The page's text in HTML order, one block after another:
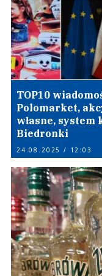
TOP10
Polomarket,
własne,
Biedronki
24.08.2025 / 12:03